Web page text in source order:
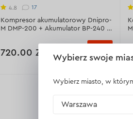
4.8 17
Kompresor akumulatorowy Dnipro-
M DMP-200 + Akumulator BP-240 +
720.00 Zł
Wybierz swoje
Wybierz miasto, w
Warszawa